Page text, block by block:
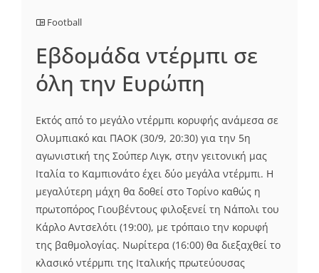
Football
Εβδομάδα ντέρμπι σε
όλη την Ευρώπη
Εκτός από το μεγάλο ντέρμπι κορυφής ανάμεσα σε
Ολυμπιακό και ΠΑΟΚ (30/9, 20:30) για την 5η
αγωνιστική της Σούπερ Λιγκ, στην γειτονική μας
Ιταλία το Καμπιονάτο έχει δύο μεγάλα ντέρμπι. Η
μεγαλύτερη μάχη θα δοθεί στο Τορίνο καθώς η
πρωτοπόρος Γιουβέντους φιλοξενεί τη Νάπολι του
Κάρλο Αντσελότι (19:00), με τρόπαιο την κορυφή
της βαθμολογίας. Νωρίτερα (16:00) θα διεξαχθεί το
κλασικό ντέρμπι της Ιταλικής πρωτεύουσας